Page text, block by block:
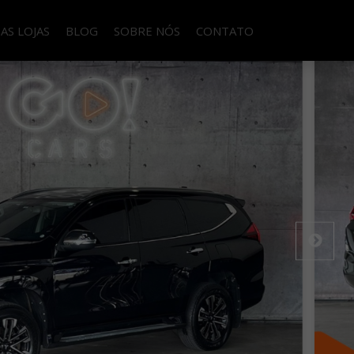
LOJAS BLOG SOBRE NÓS CONTATO